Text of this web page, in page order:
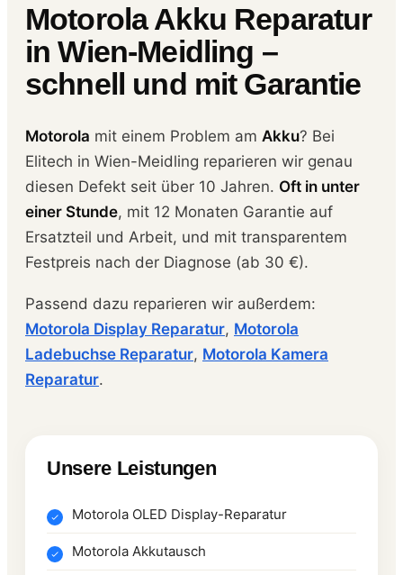
Motorola Akku Reparatur
in Wien-Meidling –
schnell und mit Garantie
Motorola mit einem Problem am Akku? Bei
Elitech in Wien-Meidling reparieren wir genau
diesen Defekt seit über 10 Jahren. Oft in unter
einer Stunde, mit 12 Monaten Garantie auf
Ersatzteil und Arbeit, und mit transparentem
Festpreis nach der Diagnose (ab 30 €).
Passend dazu reparieren wir außerdem:
Motorola Display Reparatur, Motorola
Ladebuchse Reparatur, Motorola Kamera
Reparatur.
Unsere Leistungen
Motorola OLED Display-Reparatur
Motorola Akkutausch